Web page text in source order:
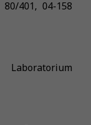
401, 04-158